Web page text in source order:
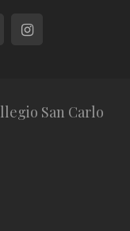
San Carlo